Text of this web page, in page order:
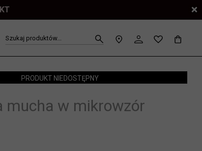
Szukaj produktów...
PRODUKT NIEDOSTĘPNY
mucha w mikrowzór